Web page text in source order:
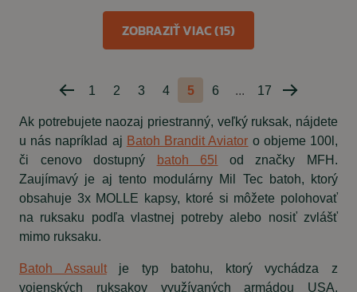
Predchádzajúca
strana
1 2 3 4 5 6 ... 17
strana
ZOBRAZIŤ VIAC (15)
Ak potrebujete naozaj priestranný, veľký ruksak, nájdete
u nás napríklad aj Batoh Brandit Aviator o objeme 100l,
či cenovo dostupný
batoh 65l
od značky MFH.
Zaujímavý je aj tento modulárny Mil Tec batoh, ktorý
obsahuje 3x MOLLE kapsy, ktoré si môžete polohovať
na ruksaku podľa vlastnej potreby alebo nosiť zvlášť
mimo ruksaku.
Batoh Assaultje typ batohu, ktorý vychádza z
vojenských ruksakov využívaných armádou USA.